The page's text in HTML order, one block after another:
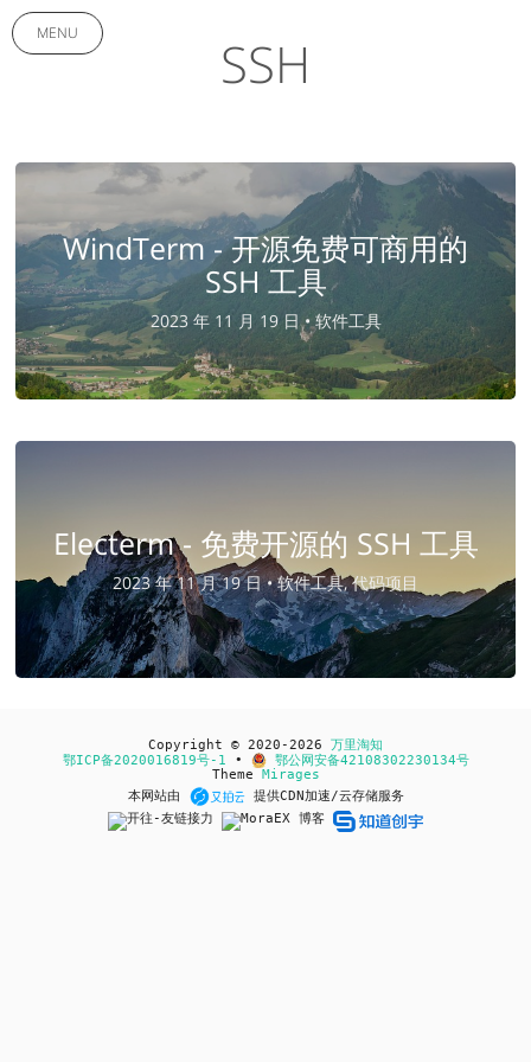
MENU SSH
WindTerm - 开源免费可商用的
SSH 工具
2023 年 11 月 19 日 •软件工具
Electerm - 免费开源的 SSH 工具
2023 年 11 月 19 日 •软件工具, 代码项目
Copyright © 2020-2026 万里淘知
鄂ICP备2020016819号-1 •
鄂公网安备42108302230134号
Theme Mirages
本网站由
提供CDN加速/云存储服务